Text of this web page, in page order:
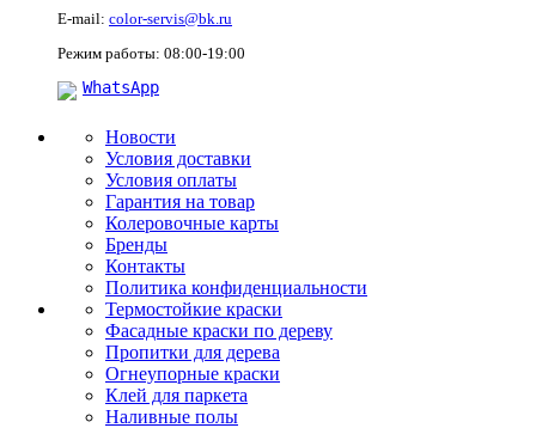
E-mail: color-servis@bk.ru
Режим работы: 08:00-19:00
WhatsApp
Новости
Условия доставки
Условия оплаты
Гарантия на товар
Колеровочные карты
Бренды
Контакты
Политика конфиденциальности
Термостойкие краски
Фасадные краски по дереву
Пропитки для дерева
Огнеупорные краски
Клей для паркета
Наливные полы